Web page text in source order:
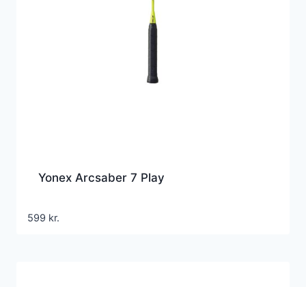
Yonex Arcsaber 7 Play
599 kr.